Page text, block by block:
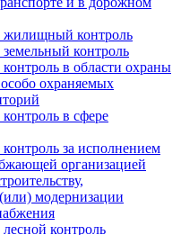
контроль
контроль
в области охраны
охраняемых
в сфере
за исполнением
организацией
модернизации
контроль